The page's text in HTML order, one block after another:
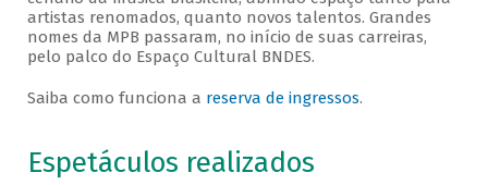
artistas renomados, quanto novos talentos. Grandes
nomes da MPB passaram, no início de suas carreiras,
pelo palco do Espaço Cultural BNDES.
Saiba como funciona a reserva de ingressos.
Espetáculos realizados